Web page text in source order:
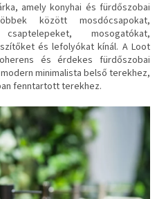
amely konyhai és fürdőszobai
között mosdócsapokat,
mosogatókat,
és lefolyókat kínál. A Loot
és érdekes fürdőszobai
minimalista belső terekhez,
fenntartott terekhez.